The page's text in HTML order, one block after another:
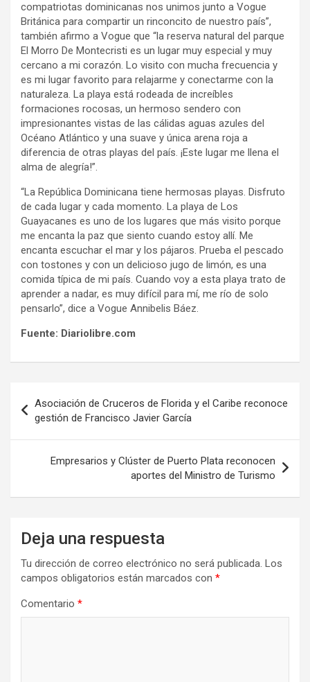
compatriotas dominicanas nos unimos junto a Vogue
Británica para compartir un rinconcito de nuestro país”,
también afirmo a Vogue que “la reserva natural del parque
El Morro De Montecristi es un lugar muy especial y muy
cercano a mi corazón. Lo visito con mucha frecuencia y
es mi lugar favorito para relajarme y conectarme con la
naturaleza. La playa está rodeada de increíbles
formaciones rocosas, un hermoso sendero con
impresionantes vistas de las cálidas aguas azules del
Océano Atlántico y una suave y única arena roja a
diferencia de otras playas del país. ¡Este lugar me llena el
alma de alegría!”.
“La República Dominicana tiene hermosas playas. Disfruto
de cada lugar y cada momento. La playa de Los
Guayacanes es uno de los lugares que más visito porque
me encanta la paz que siento cuando estoy allí. Me
encanta escuchar el mar y los pájaros. Prueba el pescado
con tostones y con un delicioso jugo de limón, es una
comida típica de mi país. Cuando voy a esta playa trato de
aprender a nadar, es muy difícil para mí, me río de solo
pensarlo”, dice a Vogue Annibelis Báez.
Fuente: Diariolibre.com
de
entradas
Asociación de Cruceros de Florida y el Caribe reconoce
gestión de Francisco Javier García
Empresarios y Clúster de Puerto Plata reconocen
aportes del Ministro de Turismo
Deja una respuesta
Tu dirección de correo electrónico no será publicada. Los
campos obligatorios están marcados con *
Comentario *